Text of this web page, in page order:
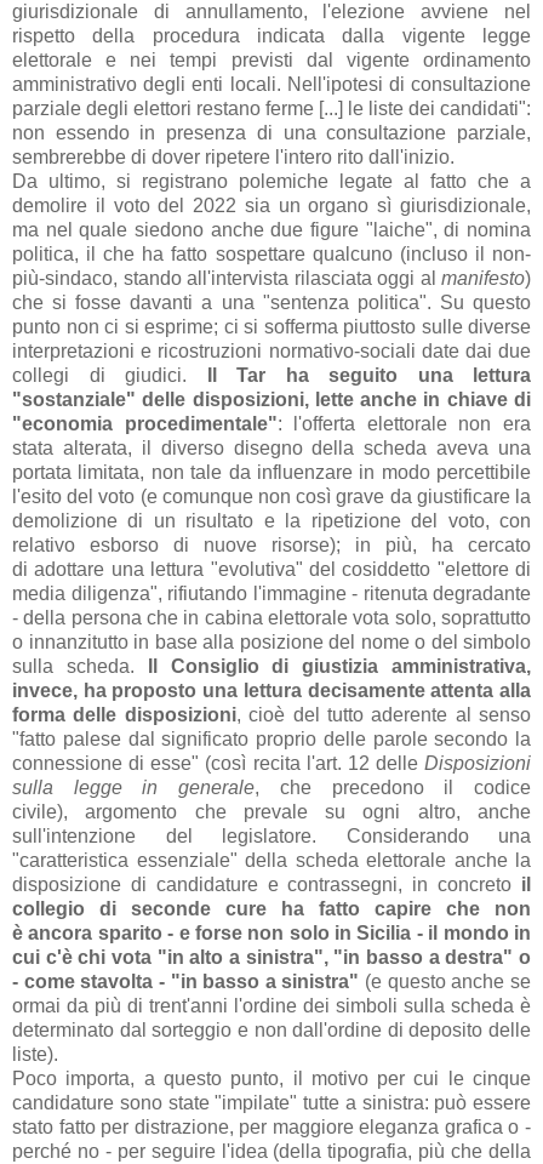
giurisdizionale di annullamento, l'elezione avviene nel
rispetto della procedura indicata dalla vigente legge
elettorale e nei tempi previsti dal vigente ordinamento
amministrativo degli enti locali. Nell'ipotesi di consultazione
parziale degli elettori restano ferme [...] le liste dei candidati":
non essendo in presenza di una consultazione parziale,
sembrerebbe di dover ripetere l'intero rito dall'inizio.
Da ultimo, si registrano polemiche legate al fatto che a
demolire il voto del 2022 sia un organo sì giurisdizionale,
ma nel quale siedono anche due figure "laiche", di nomina
politica, il che ha fatto sospettare qualcuno (incluso il non-
più-sindaco, stando all'intervista rilasciata oggi al manifesto)
che si fosse davanti a una "sentenza politica". Su questo
punto non ci si esprime; ci si sofferma piuttosto sulle diverse
interpretazioni e ricostruzioni normativo-sociali date dai due
collegi di giudici.
Il Tar ha seguito una lettura
"sostanziale" delle disposizioni, lette anche in chiave di
"economia procedimentale": l'offerta elettorale non era
stata alterata, il diverso disegno della scheda aveva una
portata limitata, non tale da influenzare in modo percettibile
l'esito del voto (e comunque non così grave da giustificare la
demolizione di un risultato e la ripetizione del voto, con
relativo esborso di nuove risorse); in più, ha cercato
di adottare una lettura "evolutiva" del cosiddetto "elettore di
media diligenza", rifiutando l'immagine - ritenuta degradante
- della persona che in cabina elettorale vota solo, soprattutto
o innanzitutto in base alla posizione del nome o del simbolo
sulla scheda.
Il Consiglio di giustizia amministrativa,
invece, ha proposto una lettura decisamente attenta alla
forma delle disposizioni, cioè del tutto aderente al senso
"fatto palese dal significato proprio delle parole secondo la
connessione di esse" (così recita l'art. 12 delle Disposizioni
sulla legge in generale, che precedono il codice
civile), argomento che prevale su ogni altro, anche
sull'intenzione del legislatore. Considerando una
"caratteristica essenziale" della scheda elettorale anche la
disposizione di candidature e contrassegni, in concreto il
collegio di seconde cure ha fatto capire che non
è ancora sparito - e forse non solo in Sicilia - il mondo in
cui c'è chi vota "in alto a sinistra", "in basso a destra" o
- come stavolta - "in basso a sinistra" (e questo anche se
ormai da più di trent'anni l'ordine dei simboli sulla scheda è
determinato dal sorteggio e non dall'ordine di deposito delle
liste).
Poco importa, a questo punto, il motivo per cui le cinque
candidature sono state "impilate" tutte a sinistra: può essere
stato fatto per distrazione, per maggiore eleganza grafica o -
perché no - per seguire l'idea (della tipografia, più che della